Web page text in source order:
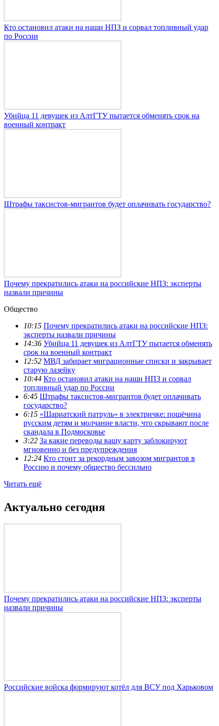
Кто остановил атаки на наши НПЗ и сорвал топливный удар
по России
Убийца 11 девушек из АлтГТУ пытается обменять срок на
военный контракт
Штрафы таксистов-мигрантов будет оплачивать государство?
Почему прекратились атаки на российские НПЗ: эксперты
назвали причины
Общество
10:15 Почему прекратились атаки на российские НПЗ:
эксперты назвали причины
14:36 Убийца 11 девушек из АлтГТУ пытается обменять
срок на военный контракт
12:52 МВД забирает миграционные списки и закрывает
старую лазейку
10:44 Кто остановил атаки на наши НПЗ и сорвал
топливный удар по России
6:45 Штрафы таксистов-мигрантов будет оплачивать
государство?
6:15 «Шариатский патруль» в электричке: пощёчина
русским детям и молчание власти, что скрывают после
скандала в Подмосковье
3:22 За какие переводы вашу карту заблокируют
мгновенно и без предупреждения
12:24 Кто стоит за рекордным завозом мигрантов в
Россию и почему общество бессильно
Читать ещё
Актуально сегодня
Почему прекратились атаки на российские НПЗ: эксперты
назвали причины
Российские войска формируют котёл для ВСУ под Харьковом